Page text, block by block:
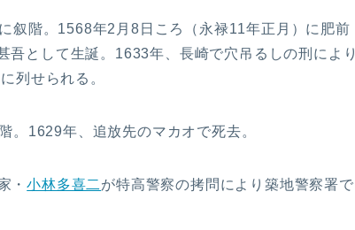
叙階。1568年2月8日ころ（永禄11年正月）に肥前
吾として生誕。1633年、長崎で穴吊るしの刑により
列せられる。
。1629年、追放先のマカオで死去。
・小林多喜二 が特高警察の拷問により築地警察署で